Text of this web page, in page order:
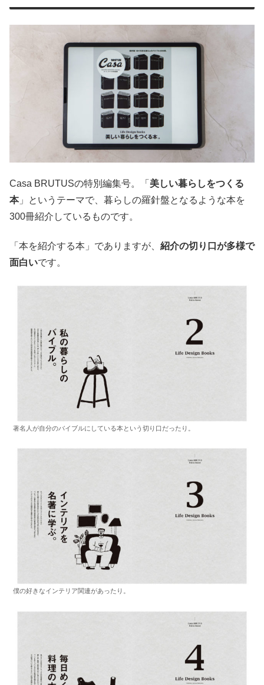
Casa BRUTUSの特別編集号。「 美しい暮らしをつくる
本」というテーマで、暮らしの羅針盤となるような本を
300冊紹介しているものです。
「本を紹介する本」でありますが、 紹介の切り口が多様で
面白いです。
著名人が自分のバイブルにしている本という切り口だったり。
僕の好きなインテリア関連があったり。